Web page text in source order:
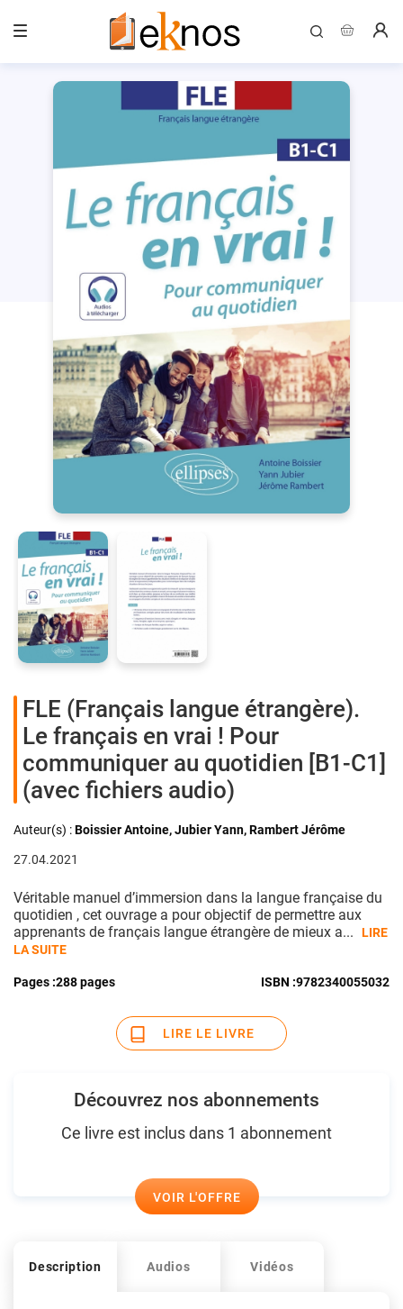
FLE (Français langue étrangère).
Le français en vrai ! Pour
communiquer au quotidien [B1-C1]
(avec fichiers audio)
Auteur(s) :Boissier Antoine, Jubier Yann, Rambert Jérôme
27.04.2021
Véritable manuel d’immersion dans la langue française du
quotidien , cet ouvrage a pour objectif de permettre aux
apprenants de français langue étrangère de mieux a...
LIRE
LA SUITE
Pages :288 pages ISBN :9782340055032
LIRE LE LIVRE
Découvrez nos abonnements
Ce livre est inclus dans 1 abonnement
VOIR L'OFFRE
Vidéos
Audios
Description